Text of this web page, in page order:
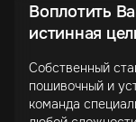
Воплотить
истинная
Собственный
пошивочный и
команда